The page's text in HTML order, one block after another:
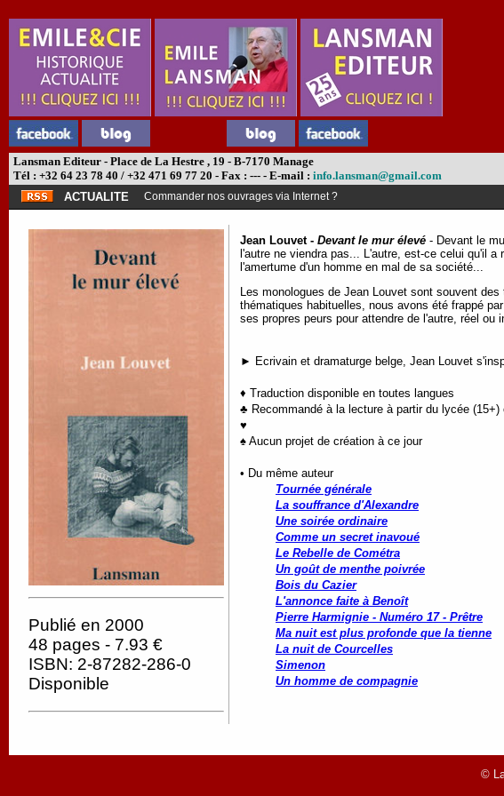
Lansman Editeur - Place de La Hestre , 19 - B-7170 Manage
Tél : +32 64 23 78 40 / +32 471 69 77 20 - Fax : --- - E-mail : info.lansman@gmail.com
ACTUALITE Commander nos ouvrages via Internet ?
Publié en 2000
48 pages - 7.93 €
ISBN: 2-87282-286-0
Disponible
Jean Louvet - Devant le mur élevé - Devant le
l'autre ne viendra pas... L'autre, est-ce celui qu'il
l'amertume d'un homme en mal de sa société...
Les monologues de Jean Louvet sont souvent
thématiques habituelles, nous avons été frappé
ses propres peurs pour attendre de l'autre, réel ou
► Ecrivain et dramaturge belge, Jean Louvet
♦ Traduction disponible en toutes langues
♣ Recommandé à la lecture à partir du lycée (15+)
♥
♠ Aucun projet de création à ce jour
• Du même auteur
Tournée générale
La souffrance d'Alexandre
Une soirée ordinaire
Comme un secret inavoué
Le Rebelle de Cométra
Un goût de menthe poivrée
Bois du Cazier
L'annonce faite à Benoît
Pierre Harmignie - Numéro 17 - Prêtre
Ma nuit est plus profonde que la tienne
La nuit de Courcelles
Simenon
Un homme de compagnie
©